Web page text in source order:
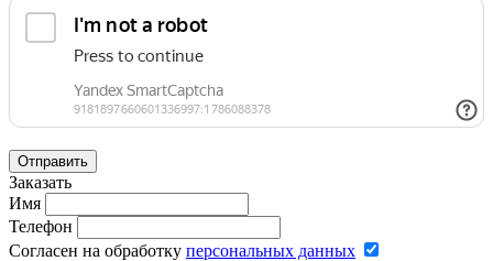
Отправить
Заказать
Имя
Телефон
Согласен на обработку персональных данных